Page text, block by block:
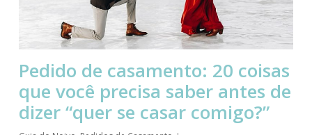
Pedido de casamento: 20 coisas
que você precisa saber antes de
dizer “quer se casar comigo?”